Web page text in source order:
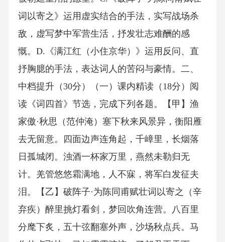
词以寄之》运用虚实结合的手法，实写战场杀
敌，虚写梦中军营生活，抒发壮志难酬的感
慨。D.《满江红（小住京华）》运用反问、直
抒胸臆的手法，表达词人的苦闷与豪情。二、
中档提升（30分）（一）课内精读（18分）阅
读《词四首》节选，完成下列各题。【甲】渔
家傲·秋思（范仲淹）塞下秋来风景异，衡阳雁
去无留意。四面边声连角起，千嶂里，长烟落
日孤城闭。浊酒一杯家万里，燕然未勒归无
计。羌管悠悠霜满地，人不寐，将军白发征夫
泪。【乙】破阵子·为陈同甫赋壮词以寄之（辛
弃疾）醉里挑灯看剑，梦回吹角连营。八百里
分麾下炙，五十弦翻塞外声，沙场秋点兵。马